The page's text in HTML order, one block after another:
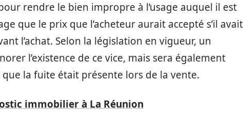
rendre le bien impropre à l’usage auquel il est
que le prix que l’acheteur aurait accepté s’il avait
l’achat. Selon la législation en vigueur, un
l’existence de ce vice, mais sera également
la fuite était présente lors de la vente.
immobilier à La Réunion